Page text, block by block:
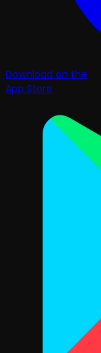
Download on the
App Store